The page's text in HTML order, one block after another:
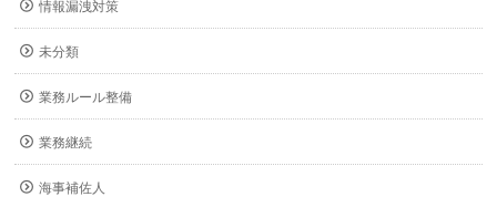
情報漏洩対策
未分類
業務ルール整備
業務継続
海事補佐人